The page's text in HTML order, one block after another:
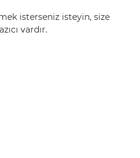
isterseniz isteyin, size
vardır.